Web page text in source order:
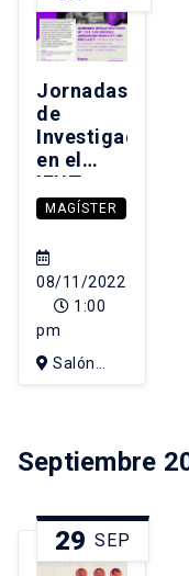
Jornadas
de
Investigación
en el
IEUT
2022 |
Infrastructures
of Care
and
Housing:
Addressing
Disparity
de
y
vivienda
MAGÍSTER
08/11/2022
1:00
pm
Salón
Septiembre
29 SEP